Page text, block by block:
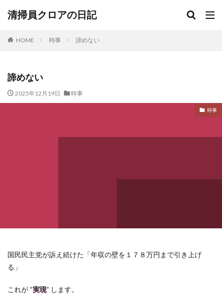
清掃員クロアの日記
HOME 時事 諦めない
諦めない
2025年12月19日 時事
時事
国民民主党が訴え続けた「年収の壁を１７８万円まで引き上げ
る」
これが “実現” します。